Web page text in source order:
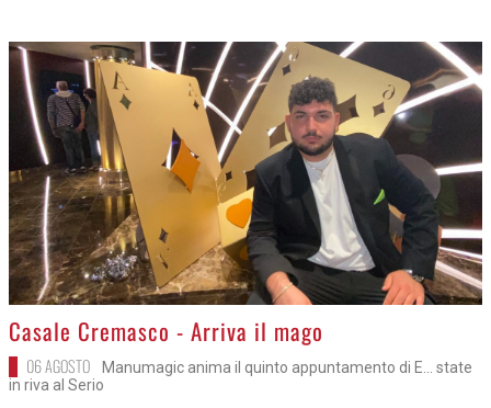
>
Casale Cremasco - Arriva il mago
06 AGOSTO
Manumagic anima il quinto appuntamento di E... state
in riva al Serio